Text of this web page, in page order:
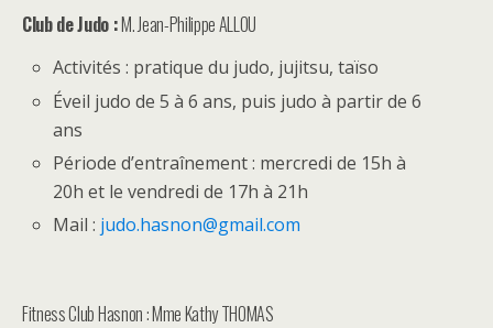
Club de Judo :M. Jean-Philippe ALLOU
Activités : pratique du judo, jujitsu, taïso
Éveil judo de 5 à 6 ans, puis judo à partir de 6
ans
Période d’entraînement : mercredi de 15h à
20h et le vendredi de 17h à 21h
Mail : judo.hasnon@gmail.com
Fitness Club Hasnon : Mme Kathy THOMAS